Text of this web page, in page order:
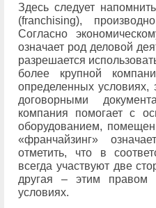
Здесь следует
(franchising),
Согласно
означает род деловой
разрешается
более крупной
определенных условиях,
договорными
компания помогает с
оборудованием,
«франчайзинг»
отметить, что в
всегда участвуют две
другая – этим правом
условиях.